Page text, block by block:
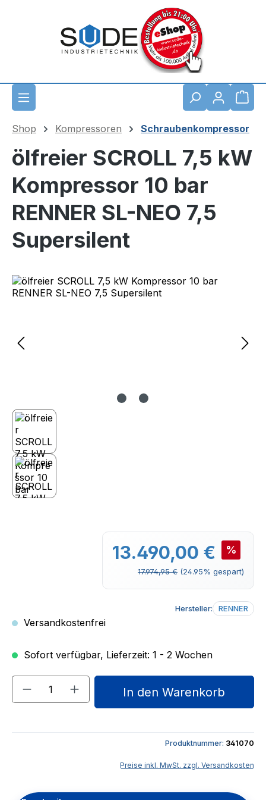
Shop Kompressoren Schraubenkompressor
ölfreier SCROLL 7,5 kW
Kompressor 10 bar
RENNER SL-NEO 7,5
Supersilent
Bildergalerie überspringen
Verkaufspreis:
13.490,00 € %
Regulärer Preis:
17.974,95 € (24.95% gespart)
Hersteller: RENNER
Versandkostenfrei
Sofort verfügbar, Lieferzeit: 1 - 2 Wochen
Produkt Anzahl: Gib den
In den Warenkorb
Produktnummer: 341070
Preise inkl. MwSt. zzgl. Versandkosten